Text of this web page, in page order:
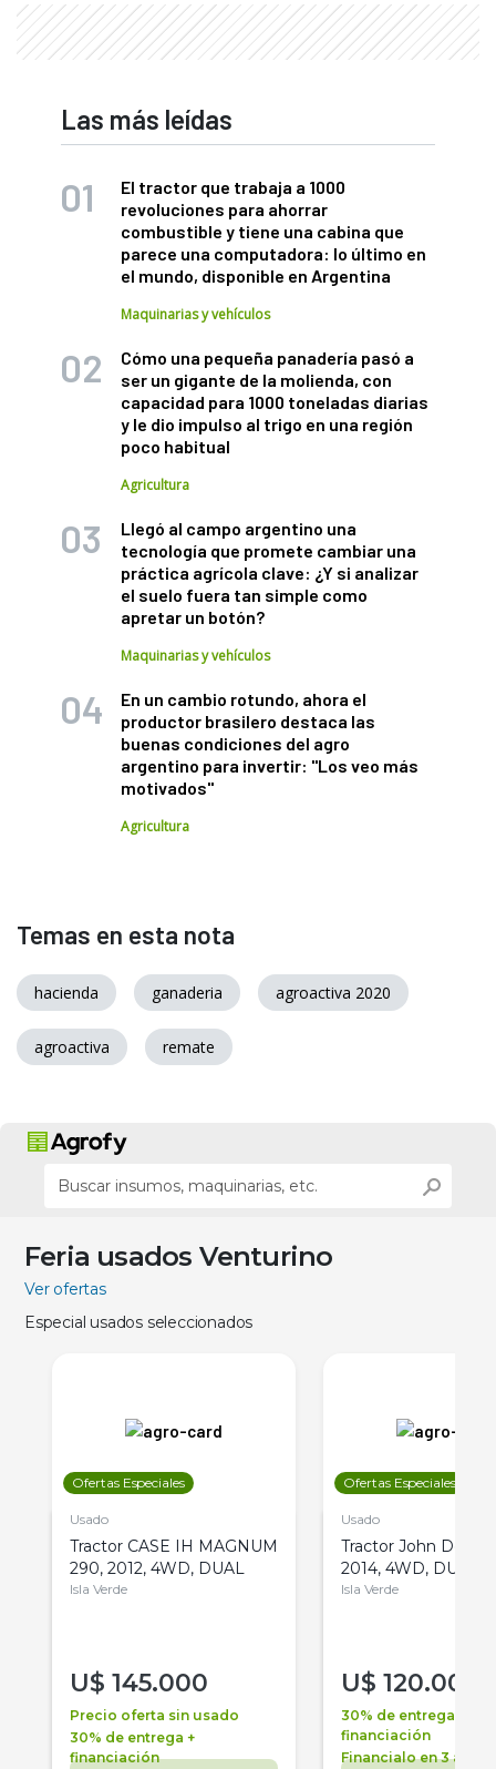
Las más leídas
El tractor que trabaja a 1000
revoluciones para ahorrar
combustible y tiene una cabina que
parece una computadora: lo último en
el mundo, disponible en Argentina
Maquinarias y vehículos
Cómo una pequeña panadería pasó a
ser un gigante de la molienda, con
capacidad para 1000 toneladas diarias
y le dio impulso al trigo en una región
poco habitual
Agricultura
Llegó al campo argentino una
tecnología que promete cambiar una
práctica agrícola clave: ¿Y si analizar
el suelo fuera tan simple como
apretar un botón?
Maquinarias y vehículos
En un cambio rotundo, ahora el
productor brasilero destaca las
buenas condiciones del agro
argentino para invertir: "Los veo más
motivados"
Agricultura
Temas en esta nota
hacienda ganaderia agroactiva 2020
agroactiva remate
Feria usados Venturino
Ver ofertas
Especial usados seleccionados
Ofertas Especiales
Usado
Tractor CASE IH MAGNUM
290, 2012, 4WD, DUAL
Isla Verde
U$ 145.000
Precio oferta sin usado
30% de entrega +
financiación
Ofertas Especiales
Usado
Tractor John Deere
2014, 4WD, DUAL
Isla Verde
U$ 120.000
30% de entrega +
financiación
Financialo en 3 años